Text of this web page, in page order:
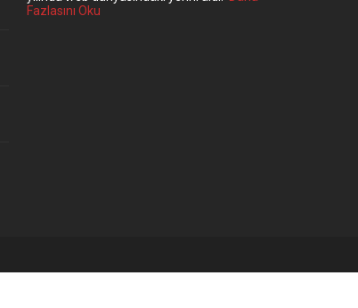
Fazlasını Oku